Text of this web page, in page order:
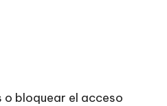
o bloquear el acceso